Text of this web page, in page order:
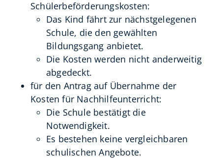
Schülerbeförderungskosten:
Das Kind fährt zur nächstgelegenen
Schule, die den gewählten
Bildungsgang anbietet.
Die Kosten werden nicht anderweitig
abgedeckt.
für den Antrag auf Übernahme der
Kosten für Nachhilfeunterricht:
Die Schule bestätigt die
Notwendigkeit.
Es bestehen keine vergleichbaren
schulischen Angebote.